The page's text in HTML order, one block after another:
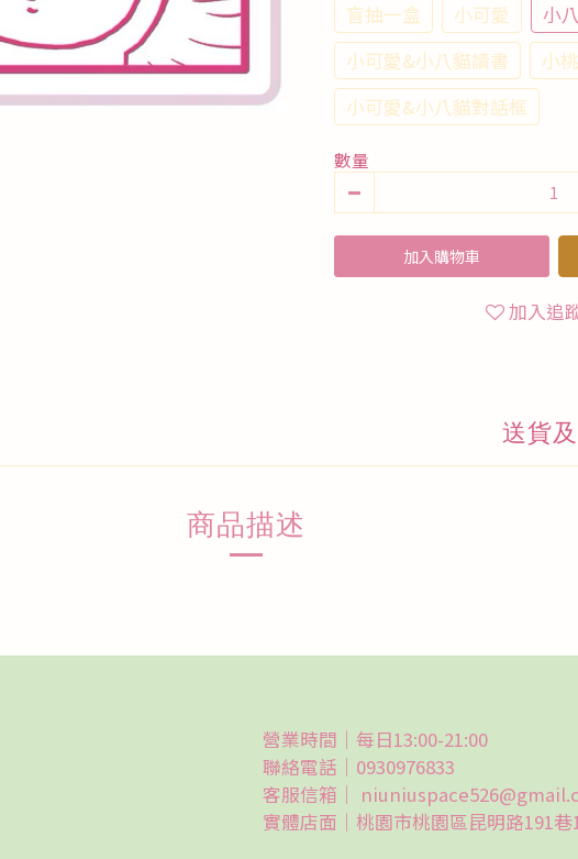
盲抽一盒 小可愛 小
小可愛&小八貓讀書
小
小可愛&小八貓對話框
數量
加入購物車
加入追
送貨
商品描述
營業時間｜每日13:00-21:00
聯絡電話｜0930976833
客服信箱｜
實體店面｜桃園市桃園區昆明路191巷